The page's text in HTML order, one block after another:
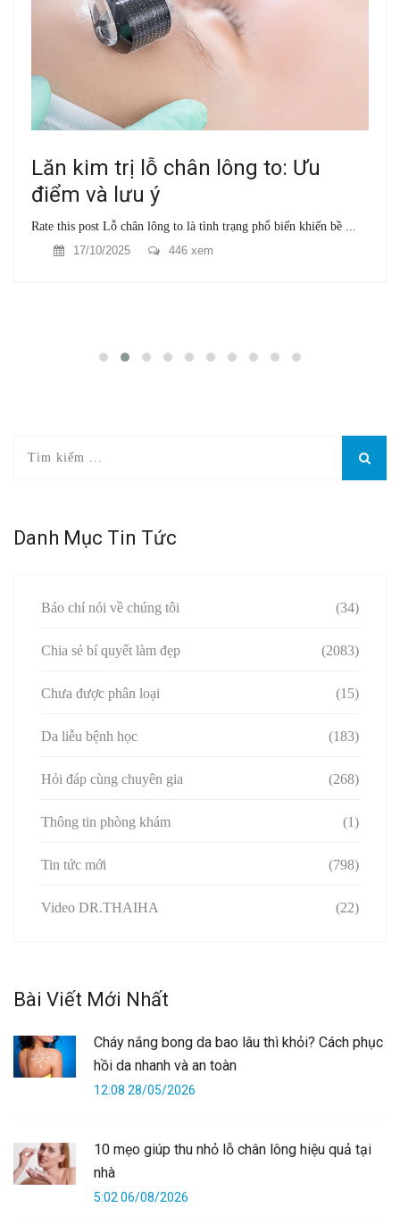
Lăn kim trị lỗ chân lông to: Ưu
điểm và lưu ý
Rate this post Lỗ chân lông to là tình trạng phổ biến khiến bề ...
17/10/2025
446 xem
Danh Mục Tin Tức
Báo chí nói về chúng tôi (34)
Chia sẻ bí quyết làm đẹp (2083)
Chưa được phân loại (15)
Da liễu bệnh học (183)
Hỏi đáp cùng chuyên gia (268)
Thông tin phòng khám (1)
Tin tức mới (798)
Video DR.THAIHA (22)
Bài Viết Mới Nhất
Cháy nắng bong da bao lâu thì khỏi? Cách phục
hồi da nhanh và an toàn
12:08 28/05/2026
10 mẹo giúp thu nhỏ lỗ chân lông hiệu quả tại
nhà
5:02 06/08/2026